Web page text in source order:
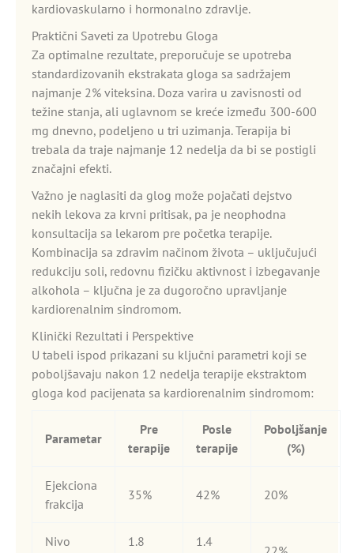
kardiovaskularno i hormonalno zdravlje.
Praktični Saveti za Upotrebu Gloga
Za optimalne rezultate, preporučuje se upotreba
standardizovanih ekstrakata gloga sa sadržajem
najmanje 2% viteksina. Doza varira u zavisnosti od
težine stanja, ali uglavnom se kreće između 300-600
mg dnevno, podeljeno u tri uzimanja. Terapija bi
trebala da traje najmanje 12 nedelja da bi se postigli
značajni efekti.
Važno je naglasiti da glog može pojačati dejstvo
nekih lekova za krvni pritisak, pa je neophodna
konsultacija sa lekarom pre početka terapije.
Kombinacija sa zdravim načinom života – uključujući
redukciju soli, redovnu fizičku aktivnost i izbegavanje
alkohola – ključna je za dugoročno upravljanje
kardiorenalnim sindromom.
Klinički Rezultati i Perspektive
U tabeli ispod prikazani su ključni parametri koji se
poboljšavaju nakon 12 nedelja terapije ekstraktom
gloga kod pacijenata sa kardiorenalnim sindromom:
Parametar
Pre
terapije
Posle
terapije
Poboljšanje
(%)
Ejekciona
frakcija
35% 42% 20%
Nivo
1.8
1.4